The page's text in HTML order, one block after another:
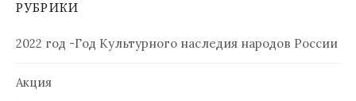
РУБРИКИ
2022 год -Год Культурного наследия народов России
Акция